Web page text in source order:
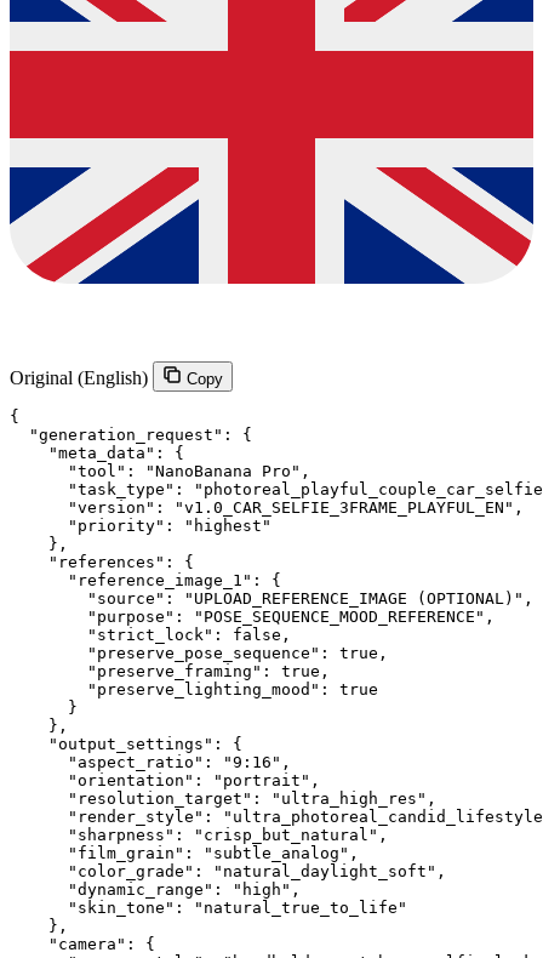
Original (English) Copy
{
  "generation_request": {
    "meta_data": {
      "tool": "NanoBanana Pro",
"task_type":
      "version": "v1.0_CAR_SELFIE_3FRAME_PLAYFUL_EN",
      "priority": "highest"
    },
    "references": {
      "reference_image_1": {
        "source": "UPLOAD_REFERENCE_IMAGE (OPTIONAL)",
        "purpose": "POSE_SEQUENCE_MOOD_REFERENCE",
        "strict_lock": false,
        "preserve_pose_sequence": true,
        "preserve_framing": true,
        "preserve_lighting_mood": true
      }
    },
    "output_settings": {
      "aspect_ratio": "9:16",
      "orientation": "portrait",
      "resolution_target": "ultra_high_res",
"render_style":
      "sharpness": "crisp_but_natural",
      "film_grain": "subtle_analog",
      "color_grade": "natural_daylight_soft",
      "dynamic_range": "high",
      "skin_tone": "natural_true_to_life"
    },
    "camera": {